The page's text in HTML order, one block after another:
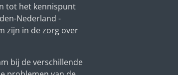
tot het kennispunt
Nederland -
zijn in de zorg over
bij de verschillende